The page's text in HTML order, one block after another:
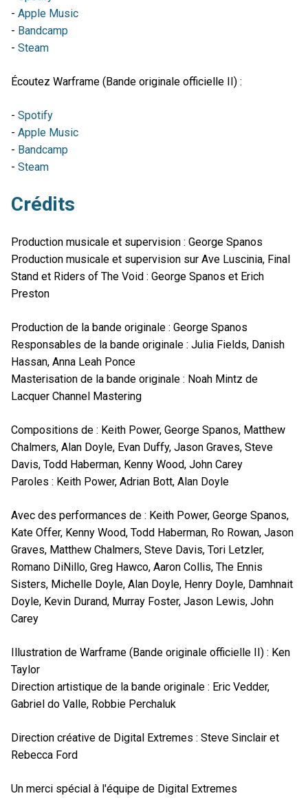
- Apple Music
- Bandcamp
- Steam
Écoutez Warframe (Bande originale officielle II) :
- Spotify
- Apple Music
- Bandcamp
- Steam
Crédits
Production musicale et supervision : George Spanos
Production musicale et supervision sur Ave Luscinia, Final
Stand et Riders of The Void : George Spanos et Erich
Preston
Production de la bande originale : George Spanos
Responsables de la bande originale : Julia Fields, Danish
Hassan, Anna Leah Ponce
Masterisation de la bande originale : Noah Mintz de
Lacquer Channel Mastering
Compositions de : Keith Power, George Spanos, Matthew
Chalmers, Alan Doyle, Evan Duffy, Jason Graves, Steve
Davis, Todd Haberman, Kenny Wood, John Carey
Paroles : Keith Power, Adrian Bott, Alan Doyle
Avec des performances de : Keith Power, George Spanos,
Kate Offer, Kenny Wood, Todd Haberman, Ro Rowan, Jason
Graves, Matthew Chalmers, Steve Davis, Tori Letzler,
Romano DiNillo, Greg Hawco, Aaron Collis, The Ennis
Sisters, Michelle Doyle, Alan Doyle, Henry Doyle, Damhnait
Doyle, Kevin Durand, Murray Foster, Jason Lewis, John
Carey
Illustration de Warframe (Bande originale officielle II) : Ken
Taylor
Direction artistique de la bande originale : Eric Vedder,
Gabriel do Valle, Robbie Perchaluk
Direction créative de Digital Extremes : Steve Sinclair et
Rebecca Ford
Un merci spécial à l'équipe de Digital Extremes